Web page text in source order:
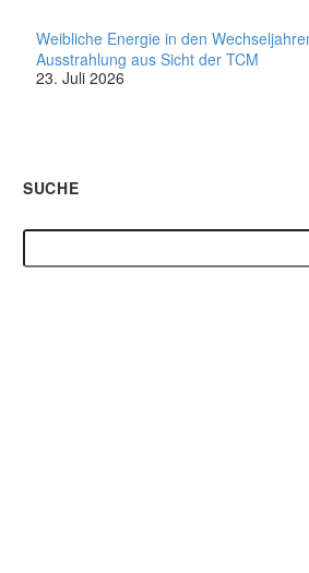
Weibliche Energie in den
Ausstrahlung aus Sicht der TCM
23. Juli 2026
SUCHE